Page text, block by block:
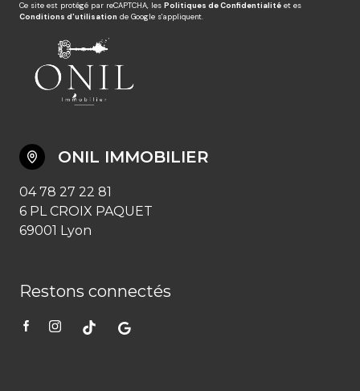
Ce site est protégé par reCAPTCHA, les Politiques de Confidentialité et es
Conditions d'utilisation de Google s'appliquent.
ONIL IMMOBILIER
04 78 27 22 81
6 PL CROIX PAQUET
69001 Lyon
Restons connectés